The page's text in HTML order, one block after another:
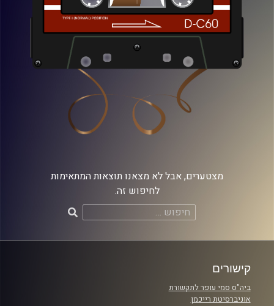
מצטערים, אבל לא מצאנו תוצאות המתאימות
לחיפוש זה.
חיפוש:
קישורים
ביה"ס סמי עופר לתקשורת
אוניברסיטת רייכמן